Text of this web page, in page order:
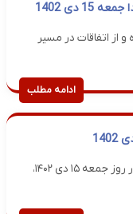
دی 1402
را مطالعه کرده و از اتفاقات در مسیر
ادامه مطلب
برای آگاه شدن از اتفاقات مهم پیش روی خود در روز جمعه ۱۵ دی ۱۴۰۲،